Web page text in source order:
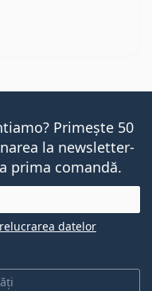
Primește 50
la newsletter-
prima comandă.
datelor